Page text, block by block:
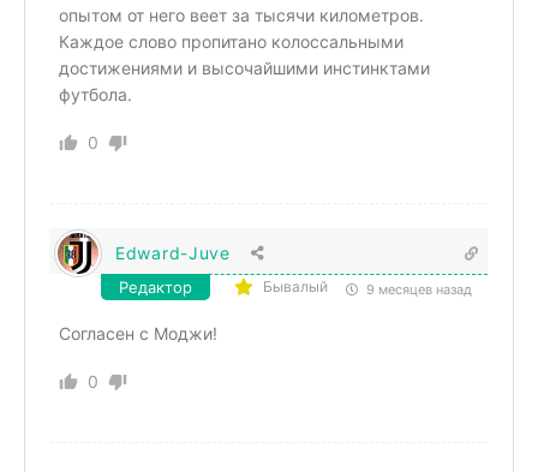
опытом от него веет за тысячи километров.
Каждое слово пропитано колоссальными
достижениями и высочайшими инстинктами
футбола.
0
Edward-Juve
Редактор Бывалый 9 месяцев назад
Согласен с Моджи!
0